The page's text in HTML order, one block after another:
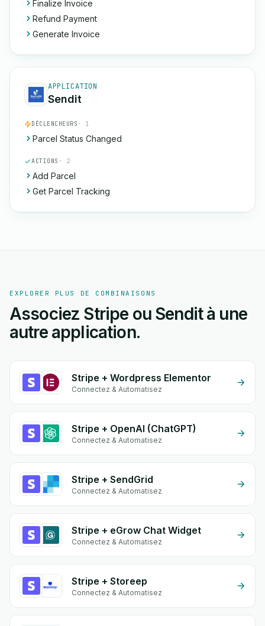
Finalize Invoice
Refund Payment
Generate Invoice
APPLICATION
Sendit
DÉCLENCHEURS · 1
Parcel Status Changed
ACTIONS · 2
Add Parcel
Get Parcel Tracking
EXPLORER PLUS DE COMBINAISONS
Associez Stripe ou Sendit à une
autre application.
Stripe + Wordpress Elementor
Connectez & Automatisez
Stripe + OpenAI (ChatGPT)
Connectez & Automatisez
Stripe + SendGrid
Connectez & Automatisez
Stripe + eGrow Chat Widget
Connectez & Automatisez
Stripe + Storeep
Connectez & Automatisez